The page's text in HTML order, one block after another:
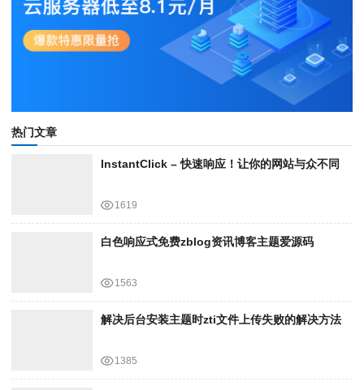
热门文章
InstantClick – 快速响应！让你的网站与众不同
1619
白色响应式免费zblog资讯博客主题爱源码
1563
解决后台安装主题时zti文件上传失败的解决方法
1385